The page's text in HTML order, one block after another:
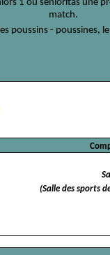
1 ou senioritas une
match.
poussins - poussines,
(Salle des sports